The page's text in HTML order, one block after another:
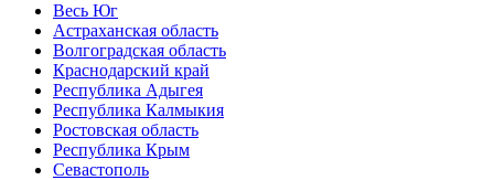
Весь Юг
Астраханская область
Волгоградская область
Краснодарский край
Республика Адыгея
Республика Калмыкия
Ростовская область
Республика Крым
Севастополь